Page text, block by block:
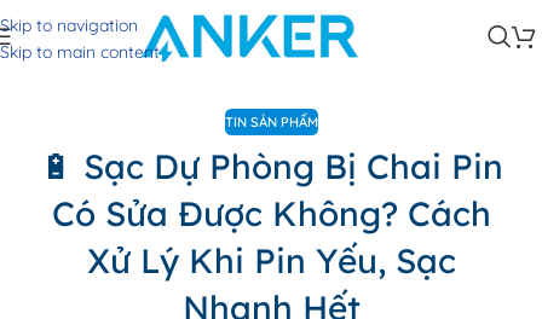
Skip to navigation
Skip to main content
TIN SẢN PHẨM
🔋 Sạc Dự Phòng Bị Chai Pin
Có Sửa Được Không? Cách
Xử Lý Khi Pin Yếu, Sạc
Nhanh Hết